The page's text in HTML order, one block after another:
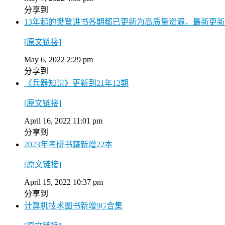
分享到
13年起的樊登讲书各期都已更新为高质量资源，最新更新
[原文链接]
May 6, 2022 2:29 pm
分享到
《兵器知识》更新到21年12期
[原文链接]
April 16, 2022 11:01 pm
分享到
2023年考研书籍新增22本
[原文链接]
April 15, 2022 10:37 pm
分享到
计算机技术图书新增9G合集